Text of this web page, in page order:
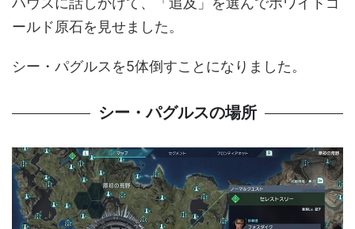
ールド原石を見せました。
シー・パグルスを5体倒すことになりました。
シー・パグルスの場所